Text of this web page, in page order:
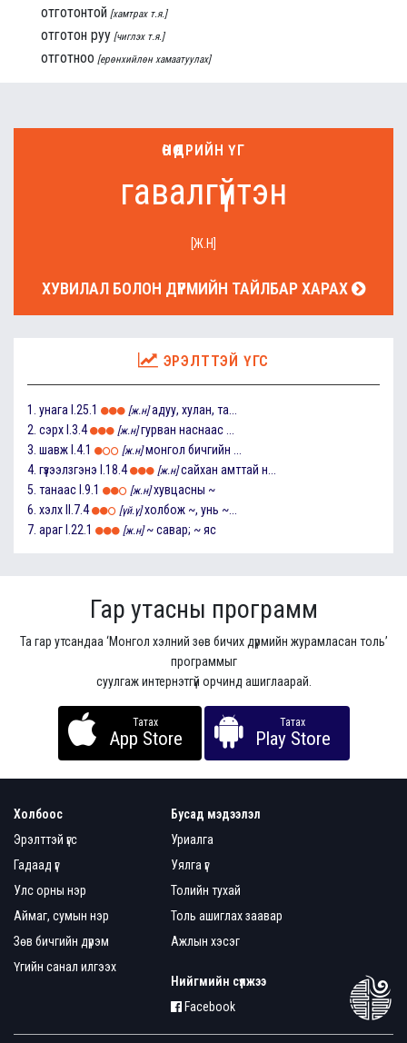
отготонтой [хамтрах т.я.]
отготон руу [чиглэх т.я.]
отготноо [ерөнхийлөн хамаатуулах]
ӨНӨӨДРИЙН ҮГ
гавалгүйтэн
[Ж.Н]
ХУВИЛАЛ БОЛОН ДҮРМИЙН ТАЙЛБАР ХАРАХ
ЭРЭЛТТЭЙ ҮГС
1. унага I.25.1 [ж.н] адуу, хулан, та...
2. сэрх I.3.4 [ж.н] гурван наснаас ...
3. шавж I.4.1 [ж.н] монгол бичгийн ...
4. гүзээлзгэнэ I.18.4 [ж.н] сайхан амттай н...
5. танаас I.9.1 [ж.н] хувцасны ~
6. хэлх II.7.4 [үй.ү] холбож ~, унь ~...
7. араг I.22.1 [ж.н] ~ савар; ~ яс
Гар утасны программ
Та гар утсандаа ‘Монгол хэлний зөв бичих дүрмийн журамласан толь’
программыг
суулгаж интернэтгүй орчинд ашиглаарай.
Татах
App Store
Татах
Play Store
Холбоос
Эрэлттэй үгс
Гадаад үг
Улс орны нэр
Аймаг, сумын нэр
Зөв бичгийн дүрэм
Үгийн санал илгээх
Бусад мэдээлэл
Уриалга
Уялга үг
Толийн тухай
Толь ашиглах заавар
Ажлын хэсэг
Нийгмийн сүлжээ
Facebook